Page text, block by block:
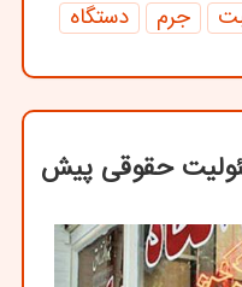
جرم
دستگاه
حقوقی پیش